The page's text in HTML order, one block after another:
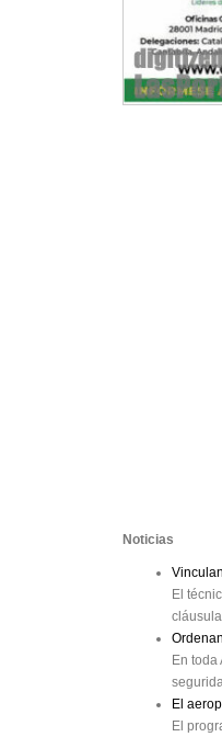
Noticias
El
En
El
El